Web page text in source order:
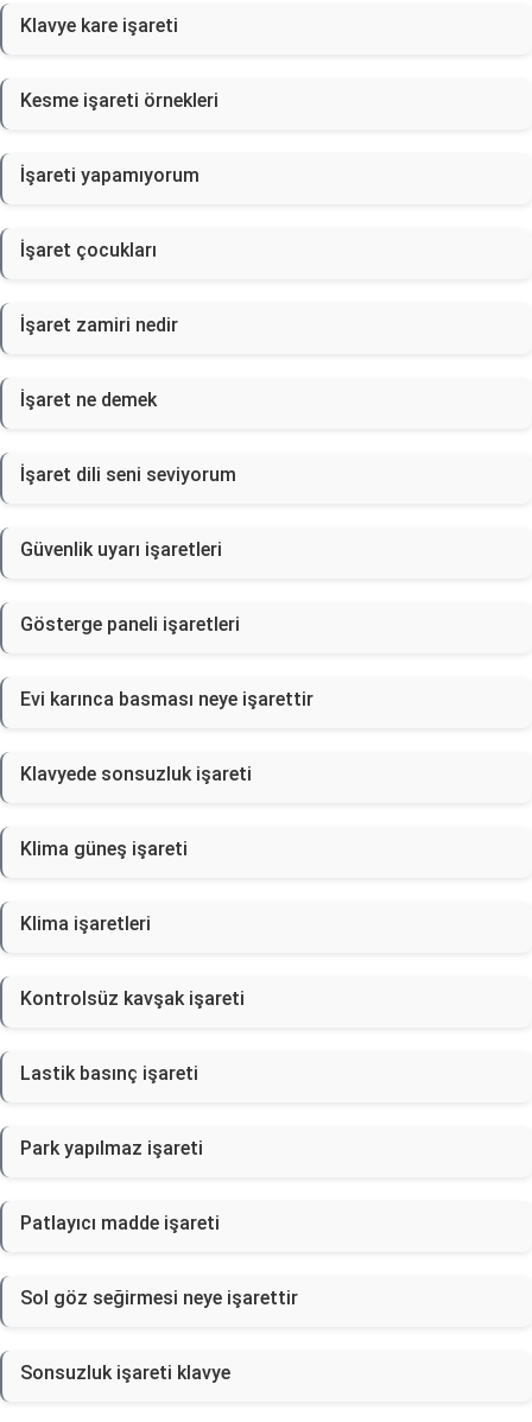
Klavye kare işareti
Kesme işareti örnekleri
İşareti yapamıyorum
İşaret çocukları
İşaret zamiri nedir
İşaret ne demek
İşaret dili seni seviyorum
Güvenlik uyarı işaretleri
Gösterge paneli işaretleri
Evi karınca basması neye işarettir
Klavyede sonsuzluk işareti
Klima güneş işareti
Klima işaretleri
Kontrolsüz kavşak işareti
Lastik basınç işareti
Park yapılmaz işareti
Patlayıcı madde işareti
Sol göz seğirmesi neye işarettir
Sonsuzluk işareti klavye